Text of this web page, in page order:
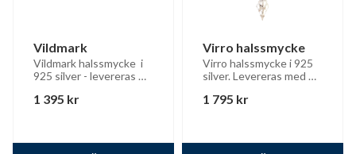
Vildmark
Vildmark halssmycke  i
925 silver - levereras
1 395 kr
Virro halssmycke
Virro halssmycke i 925
silver. Levereras med
Hängets storlek H:
1 795 kr